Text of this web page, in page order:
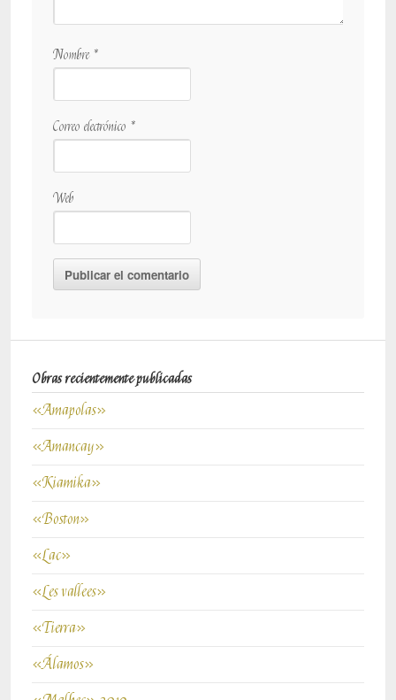
Nombre *
Correo electrónico *
Web
Obras recientemente publicadas
«Amapolas»
«Amancay»
«Kiamika»
«Boston»
«Lac»
«Les vallees»
«Tierra»
«Álamos»